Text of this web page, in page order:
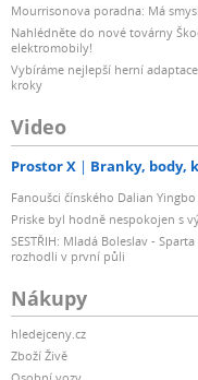
Mourrisonova poradna: Má
Nahlédněte do nové továrny
elektromobily!
Vybíráme nejlepší herní
kroky
Video
Prostor X Branky, body,
Fanoušci čínského Dalian
Priske byl hodně nespokojen s
SESTŘIH: Mladá Boleslav -
rozhodli v první půli
Nákupy
hledejceny.cz
Zboží Živě